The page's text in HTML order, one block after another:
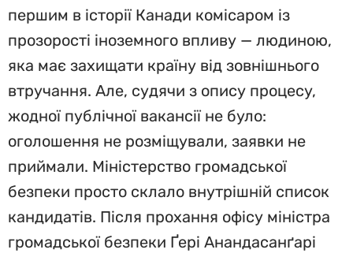
першим в історії Канади комісаром із
прозорості іноземного впливу — людиною,
яка має захищати країну від зовнішнього
втручання. Але, судячи з опису процесу,
жодної публічної вакансії не було:
оголошення не розміщували, заявки не
приймали. Міністерство громадської
безпеки просто склало внутрішній список
кандидатів. Після прохання офісу міністра
громадської безпеки Ґері Анандасанґарі